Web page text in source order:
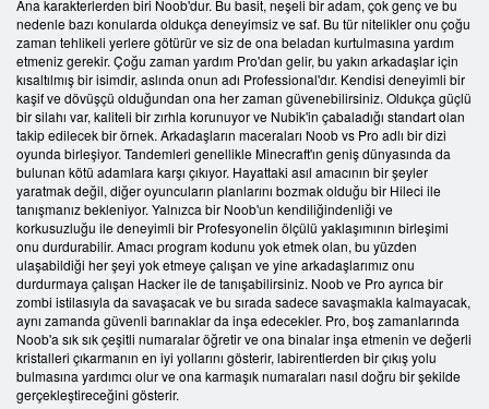
Ana karakterlerden biri Noob'dur. Bu basit, neşeli bir adam, çok genç ve bu
nedenle bazı konularda oldukça deneyimsiz ve saf. Bu tür nitelikler onu çoğu
zaman tehlikeli yerlere götürür ve siz de ona beladan kurtulmasına yardım
etmeniz gerekir. Çoğu zaman yardım Pro'dan gelir, bu yakın arkadaşlar için
kısaltılmış bir isimdir, aslında onun adı Professional'dır. Kendisi deneyimli bir
kaşif ve dövüşçü olduğundan ona her zaman güvenebilirsiniz. Oldukça güçlü
bir silahı var, kaliteli bir zırhla korunuyor ve Nubik'in çabaladığı standart olan
takip edilecek bir örnek. Arkadaşların maceraları Noob vs Pro adlı bir dizi
oyunda birleşiyor. Tandemleri genellikle Minecraft'ın geniş dünyasında da
bulunan kötü adamlara karşı çıkıyor. Hayattaki asıl amacının bir şeyler
yaratmak değil, diğer oyuncuların planlarını bozmak olduğu bir Hileci ile
tanışmanız bekleniyor. Yalnızca bir Noob'un kendiliğindenliği ve
korkusuzluğu ile deneyimli bir Profesyonelin ölçülü yaklaşımının birleşimi
onu durdurabilir. Amacı program kodunu yok etmek olan, bu yüzden
ulaşabildiği her şeyi yok etmeye çalışan ve yine arkadaşlarımız onu
durdurmaya çalışan Hacker ile de tanışabilirsiniz. Noob ve Pro ayrıca bir
zombi istilasıyla da savaşacak ve bu sırada sadece savaşmakla kalmayacak,
aynı zamanda güvenli barınaklar da inşa edecekler. Pro, boş zamanlarında
Noob'a sık sık çeşitli numaralar öğretir ve ona binalar inşa etmenin ve değerli
kristalleri çıkarmanın en iyi yollarını gösterir, labirentlerden bir çıkış yolu
bulmasına yardımcı olur ve ona karmaşık numaraları nasıl doğru bir şekilde
gerçekleştireceğini gösterir.